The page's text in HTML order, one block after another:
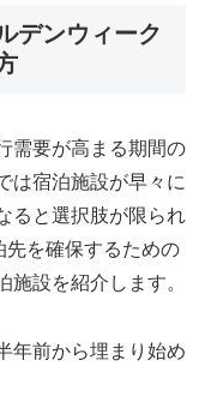
デンウィーク
需要が高まる期間の
は宿泊施設が早々に
ると選択肢が限られ
先を確保するための
設を紹介します。
年前から埋まり始め